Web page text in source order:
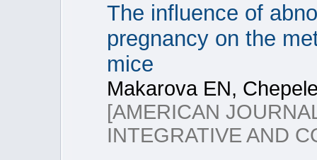
The influence of
pregnancy on the
mice
Makarova EN,
[AMERICAN
INTEGRATIVE AND